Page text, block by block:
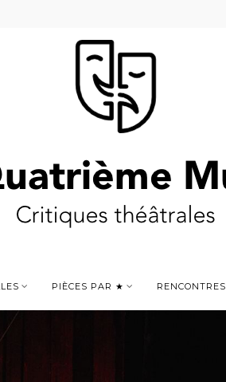
PIÈCES PAR ★ RENCONTRES